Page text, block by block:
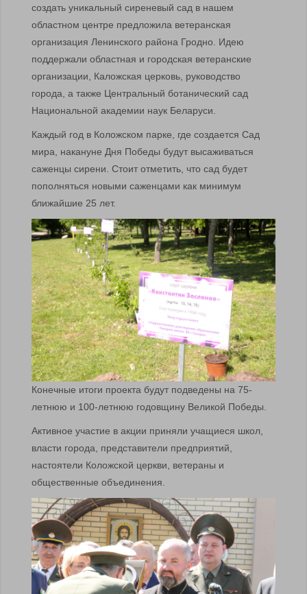
создать уникальный сиреневый сад в нашем
областном центре предложила ветеранская
организация Ленинского района Гродно. Идею
поддержали областная и городская ветеранские
организации, Каложская церковь, руководство
города, а также Центральный ботанический сад
Национальной академии наук Беларуси.
Каждый год в Коложском парке, где создается Сад
мира, накануне Дня Победы будут высаживаться
саженцы сирени. Стоит отметить, что сад будет
пополняться новыми саженцами как минимум
ближайшие 25 лет.
Конечные итоги проекта будут подведены на 75-
летнюю и 100-летнюю годовщину Великой Победы.
Активное участие в акции приняли учащиеся школ,
власти города, представители предприятий,
настоятели Коложской церкви, ветераны и
общественные объединения.